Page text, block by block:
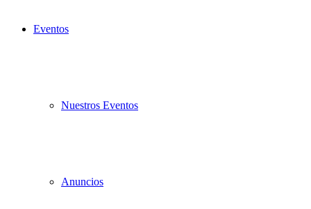
Eventos
Nuestros Eventos
Anuncios